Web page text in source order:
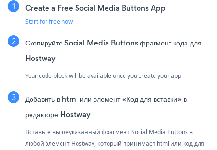
Create a Free Social Media Buttons App
Start for free now
Скопируйте Social Media Buttons фрагмент кода для
Hostway
Your code block will be available once you create your app
Добавить в html или элемент «Код для вставки» в
редакторе Hostway
Вставьте вышеуказанный фрагмент Social Media Buttons в
любой элемент Hostway, который принимает html или код для